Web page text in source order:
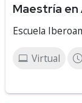
Maestría
Escuela
Virtual